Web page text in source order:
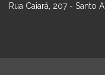
Rua Caiará, 207 - Santo